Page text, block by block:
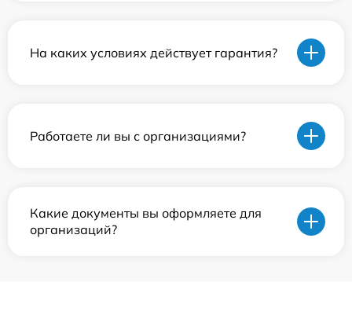
На каких условиях действует гарантия?
Работаете ли вы с организациями?
Какие документы вы оформляете для
организаций?